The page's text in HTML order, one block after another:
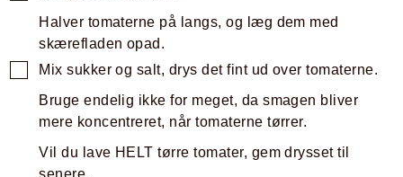
Halver tomaterne på langs, og læg dem med
skærefladen opad.
Mix sukker og salt, drys det fint ud over tomaterne.
Bruge endelig ikke for meget, da smagen bliver
mere koncentreret, når tomaterne tørrer.
Vil du lave HELT tørre tomater, gem drysset til
senere.